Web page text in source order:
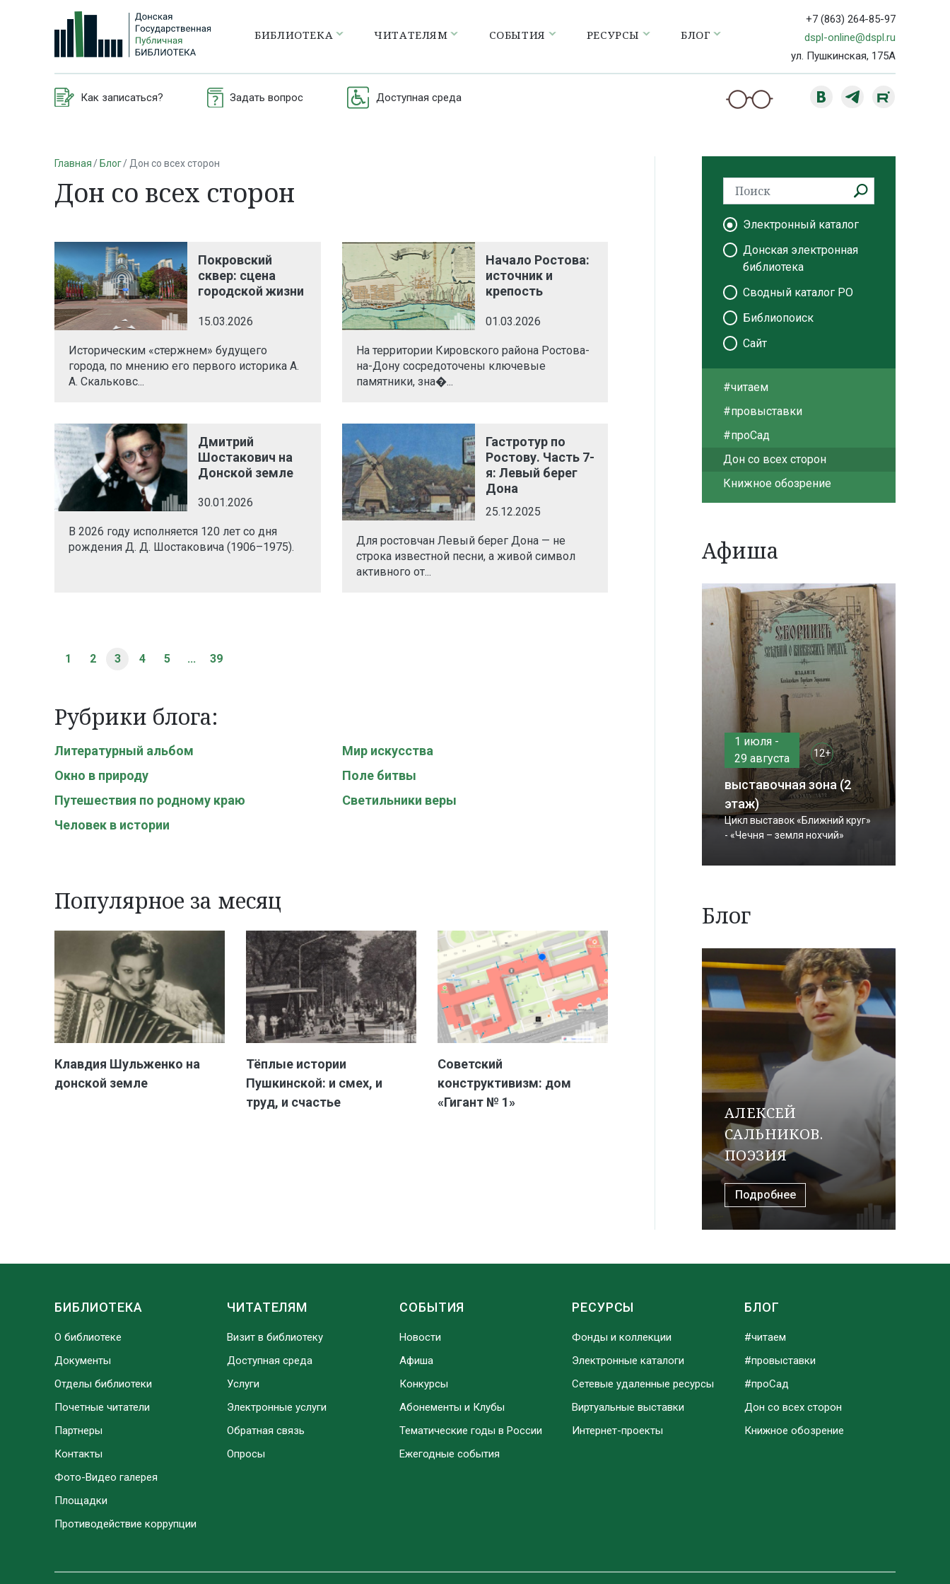
БИБЛИОТЕКА ЧИТАТЕЛЯМ СОБЫТИЯ РЕСУРСЫ БЛОГ
+7 (863) 264-85-97
dspl-online@dspl.ru
ул. Пушкинская, 175А
Как записаться? Задать вопрос Доступная среда
Главная Блог Дон со всех сторон
Дон со всех сторон
Покровский
сквер: сцена
городской жизни
15.03.2026
Историческим «стержнем» будущего
города, по мнению его первого историка А.
А. Скальковс...
Начало Ростова:
источник и
крепость
01.03.2026
На территории Кировского района Ростова-
на-Дону сосредоточены ключевые
памятники, зна�...
Дмитрий
Шостакович на
Донской земле
30.01.2026
В 2026 году исполняется 120 лет со дня
рождения Д. Д. Шостаковича (1906–1975).
Гастротур по
Ростову. Часть 7-
я: Левый берег
Дона
25.12.2025
Для ростовчан Левый берег Дона — не
строка известной песни, а живой символ
активного от...
1 2 3 4 5 ... 39
Рубрики блога:
Литературный альбом
Мир искусства
Окно в природу
Поле битвы
Путешествия по родному краю
Светильники веры
Человек в истории
Популярное за месяц
Клавдия Шульженко на
донской земле
Тёплые истории
Пушкинской: и смех, и
труд, и счастье
Советский
конструктивизм: дом
«Гигант № 1»
Электронный каталог
Донская электронная
библиотека
Сводный каталог РО
Библиопоиск
Сайт
#читаем
#провыставки
#проСад
Дон со всех сторон
Книжное обозрение
Афиша
1 июля -
29 августа
12+
выставочная зона (2
этаж)
Цикл выставок «Ближний круг»
- «Чечня – земля нохчий»
Блог
АЛЕКСЕЙ
САЛЬНИКОВ.
ПОЭЗИЯ
Подробнее
БИБЛИОТЕКА
О библиотеке
Документы
Отделы библиотеки
Почетные читатели
Партнеры
Контакты
Фото-Видео галерея
Площадки
Противодействие коррупции
ЧИТАТЕЛЯМ
Визит в библиотеку
Доступная среда
Услуги
Электронные услуги
Обратная связь
Опросы
СОБЫТИЯ
Новости
Афиша
Конкурсы
Абонементы и Клубы
Тематические годы в России
Ежегодные события
РЕСУРСЫ
Фонды и коллекции
Электронные каталоги
Сетевые удаленные ресурсы
Виртуальные выставки
Интернет-проекты
БЛОГ
#читаем
#провыставки
#проСад
Дон со всех сторон
Книжное обозрение